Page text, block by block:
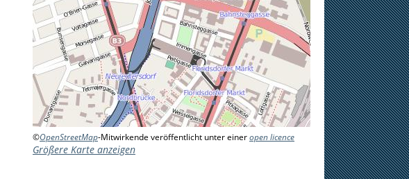
©OpenStreetMap-Mitwirkende veröffentlicht unter einer open licence
Größere Karte anzeigen